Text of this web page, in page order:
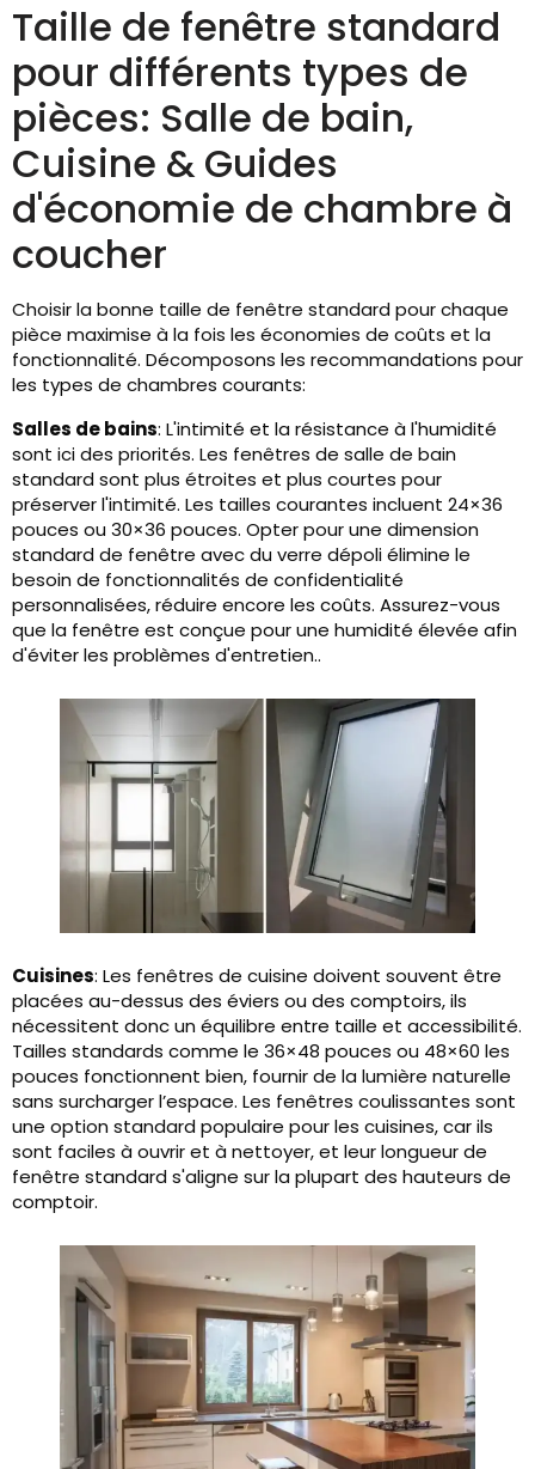
Taille de fenêtre standard
pour différents types de
pièces: Salle de bain,
Cuisine & Guides
d'économie de chambre à
coucher
Choisir la bonne taille de fenêtre standard pour chaque
pièce maximise à la fois les économies de coûts et la
fonctionnalité. Décomposons les recommandations pour
les types de chambres courants:
Salles de bains: L'intimité et la résistance à l'humidité
sont ici des priorités. Les fenêtres de salle de bain
standard sont plus étroites et plus courtes pour
préserver l'intimité. Les tailles courantes incluent 24×36
pouces ou 30×36 pouces. Opter pour une dimension
standard de fenêtre avec du verre dépoli élimine le
besoin de fonctionnalités de confidentialité
personnalisées, réduire encore les coûts. Assurez-vous
que la fenêtre est conçue pour une humidité élevée afin
d'éviter les problèmes d'entretien..
Cuisines: Les fenêtres de cuisine doivent souvent être
placées au-dessus des éviers ou des comptoirs, ils
nécessitent donc un équilibre entre taille et accessibilité.
Tailles standards comme le 36×48 pouces ou 48×60 les
pouces fonctionnent bien, fournir de la lumière naturelle
sans surcharger l’espace. Les fenêtres coulissantes sont
une option standard populaire pour les cuisines, car ils
sont faciles à ouvrir et à nettoyer, et leur longueur de
fenêtre standard s'aligne sur la plupart des hauteurs de
comptoir.